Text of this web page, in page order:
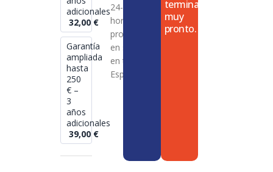
adicionales
32,00 €
Garantía
ampliada
hasta
250
€ –
3
años
adicionales
39,00 €
24-72
horas en
productos
en stock
en toda
España
termina
muy
pronto.